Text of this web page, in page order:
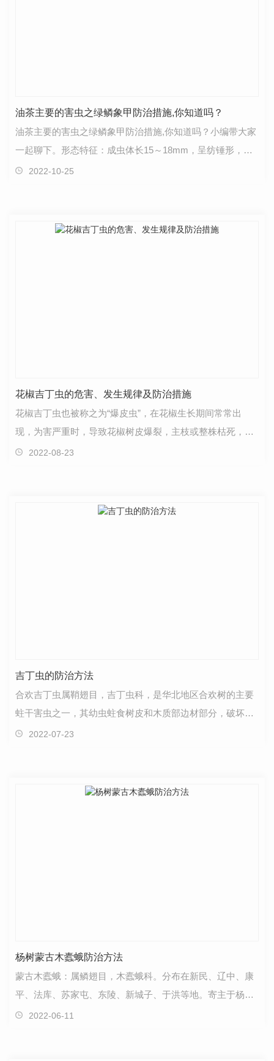
油茶主要的害虫之绿鳞象甲防治措施,你知道吗？
油茶主要的害虫之绿鳞象甲防治措施,你知道吗？小编带大家
一起聊下。形态特征：成虫体长15～18mm，呈纺锤形，全
体黑色，表面密被翠绿色、绿色、黄绿色、金黄色及灰…
2022-10-25
花椒吉丁虫的危害、发生规律及防治措施
花椒吉丁虫也被称之为“爆皮虫”，在花椒生长期间常常出
现，为害严重时，导致花椒树皮爆裂，主枝或整株枯死，给
农户们造成了极大的损失。**小编为大家介绍了花椒吉…
2022-08-23
吉丁虫的防治方法
合欢吉丁虫属鞘翅目，吉丁虫科，是华北地区合欢树的主要
蛀干害虫之一，其幼虫蛀食树皮和木质部边材部分，破坏树
木输导组织，严重时造成树木枯死。成虫：体长3.5至…
2022-07-23
杨树蒙古木蠹蛾防治方法
蒙古木蠹蛾：属鳞翅目，木蠹蛾科。分布在新民、辽中、康
平、法库、苏家屯、东陵、新城子、于洪等地。寄主于杨、
柳、榆、槐、桦、槭等。在鲁西北盐碱地部分地区苹果…
2022-06-11